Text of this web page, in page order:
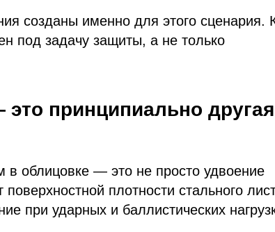
созданы именно для этого сценария.
под задачу защиты, а не только
принципиально другая
облицовке — это не просто удвоение
плотности стального
при ударных и баллистических